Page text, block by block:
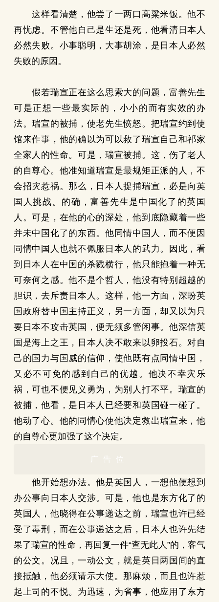
这样看清楚，他尝了一两口高粱米饭。他不
再忧虑。不管他自己是生还是死，他看清日本人
必然失败。小事聪明，大事胡涂，是日本人必然
失败的原因。
假若瑞宣正在这么思索大的问题，富善先生
可是正想一些最实际的，小小的而有实效的办
法。瑞宣的被捕，使老先生愤怒。把瑞宣约到使
馆来作事，他的确以为可以救了瑞宣自己和祁家
全家人的性命。可是，瑞宣被捕。这，伤了老人
的自尊心。他准知道瑞宣是最规矩正派的人，不
会招灾惹祸。那么，日本人捉捕瑞宣，必是向英
国人挑战。的确，富善先生是中国化了的英国
人。可是，在他的心的深处，他到底隐藏着一些
并未中国化了的东西。他同情中国人，而不便因
同情中国人也就不佩服日本人的武力。因此，看
到日本人在中国的杀戮横行，他只能抱着一种无
可奈何之感。他不是个哲人，他没有特别超越的
胆识，去斥责日本人。这样，他一方面，深盼英
国政府替中国主持正义，另一方面，却又以为只
要日本不攻击英国，便无须多管闲事。他深信英
国是海上之王，日本人决不敢来以卵投石。对自
己的国力与国威的信仰，使他既有点同情中国，
又必不可免的感到自己的优越。他决不幸灾乐
祸，可也不便见义勇为，为别人打不平。瑞宣的
被捕，他看，是日本人已经要和英国碰一碰了。
他动了心。他的同情心使他决定救出瑞宣来，他
的自尊心更加强了这个决定。
广告位
他开始想办法。他是英国人，一想他便想到
办公事向日本人交涉。可是，他也是东方化了的
英国人，他晓得在公事递达之前，瑞宣也许已经
受了毒刑，而在公事递达之后，日本人也许先结
果了瑞宣的性命，再回复一件“查无此人”的，客气
的公文。况且，一动公文，就是英日两国间的直
接抵触，他必须请示大使。那麻烦，而且也许惹
起上司的不悦。为迅速，为省事，他应用了东方